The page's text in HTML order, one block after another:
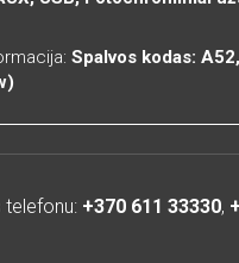
Spalvos kodas:
telefonu: +370 611 33330,